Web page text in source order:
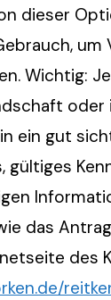
dieser
um
Wichtig:
oder
ein gut
gültiges
das
des